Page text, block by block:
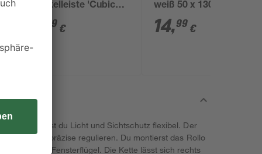
Sockelleiste 'Cubica
LS 80' anthrazit, 2
99 €
weiß 50 x 130 cm
14,99 €
steuerst du Licht und Sichtschutz flexibel. Der
Lichteinfall präzise regulieren. Du montierst das Rollo
direkt am Fensterflügel. Die Kette lässt sich rechts